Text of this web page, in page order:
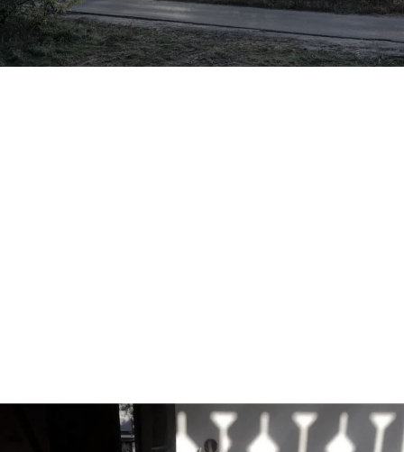
osiedle leśna w otwocku